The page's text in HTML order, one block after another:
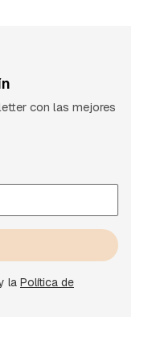
con las mejores
la Política de